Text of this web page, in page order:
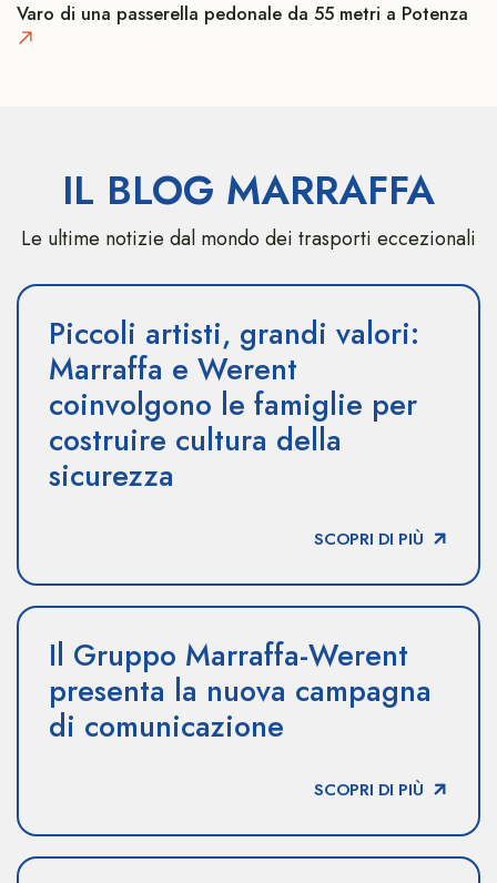
Varo di una passerella pedonale da 55 metri a Potenza
IL BLOG MARRAFFA
Le ultime notizie dal mondo dei trasporti eccezionali
Piccoli artisti, grandi valori:
Marraffa e Werent
coinvolgono le famiglie per
costruire cultura della
sicurezza
SCOPRI DI PIÙ
Il Gruppo Marraffa-Werent
presenta la nuova campagna
di comunicazione
SCOPRI DI PIÙ